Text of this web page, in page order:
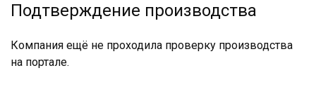
Подтверждение производства
Компания ещё не проходила проверку производства
на портале.